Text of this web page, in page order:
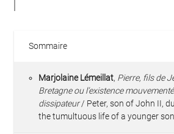
Sommaire
Marjolaine Lémeillat, Pierre, fils de
Bretagne ou l’existence
dissipateur/ Peter, son of John II,
the tumultuous life of a younger son